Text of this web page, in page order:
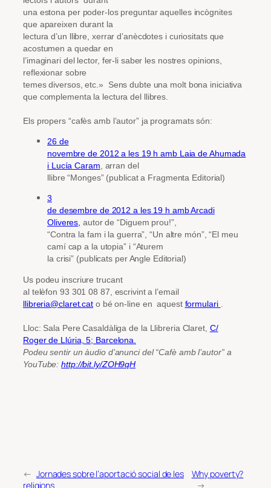
una estona per poder-los preguntar aquelles incògnites
que apareixen durant la
lectura d’un llibre, xerrar d’anècdotes i curiositats que
acostumen a quedar en
l’imaginari del lector, fer-li saber les nostres opinions,
reflexionar sobre
temes diversos, etc.» Sens dubte una molt bona iniciativa
que complementa la lectura del llibres.
Els propers “cafès amb l’autor” ja programats són:
26 de
novembre de 2012 a les 19 h amb Laia de Ahumada
i Lucía Caram , arran del
llibre “Monges” (publicat a Fragmenta Editorial)
3
de desembre de 2012 a les 19 h amb Arcadi
Oliveres, autor de “Diguem prou!”,
“Contra la fam i la guerra”, “Un altre món”, “El meu
camí cap a la utopia” i “Aturem
la crisi” (publicats per Angle Editorial)
Us podeu inscriure trucant
al telèfon 93 301 08 87, escrivint a l’email
llibreria@claret.cat o bé on-line en aquest formulari
Lloc: Sala Pere Casaldàliga de la Llibreria Claret, C/
Roger de Llúria, 5; Barcelona.
Podeu sentir un àudio d’anunci del “Cafè amb l’autor” a
YouTube:http://bit.ly/ZOH9qH
← Jornades sobre l’aportació social de les
religions
Why poverty?
→